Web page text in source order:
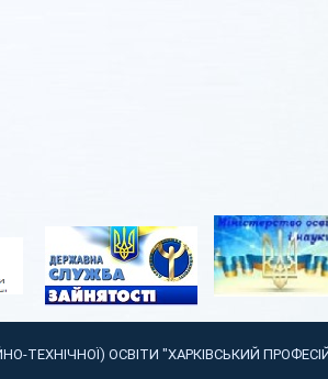
ТЕХНІЧНОЇ) ОСВІТИ "ХАРКІВСЬКИЙ